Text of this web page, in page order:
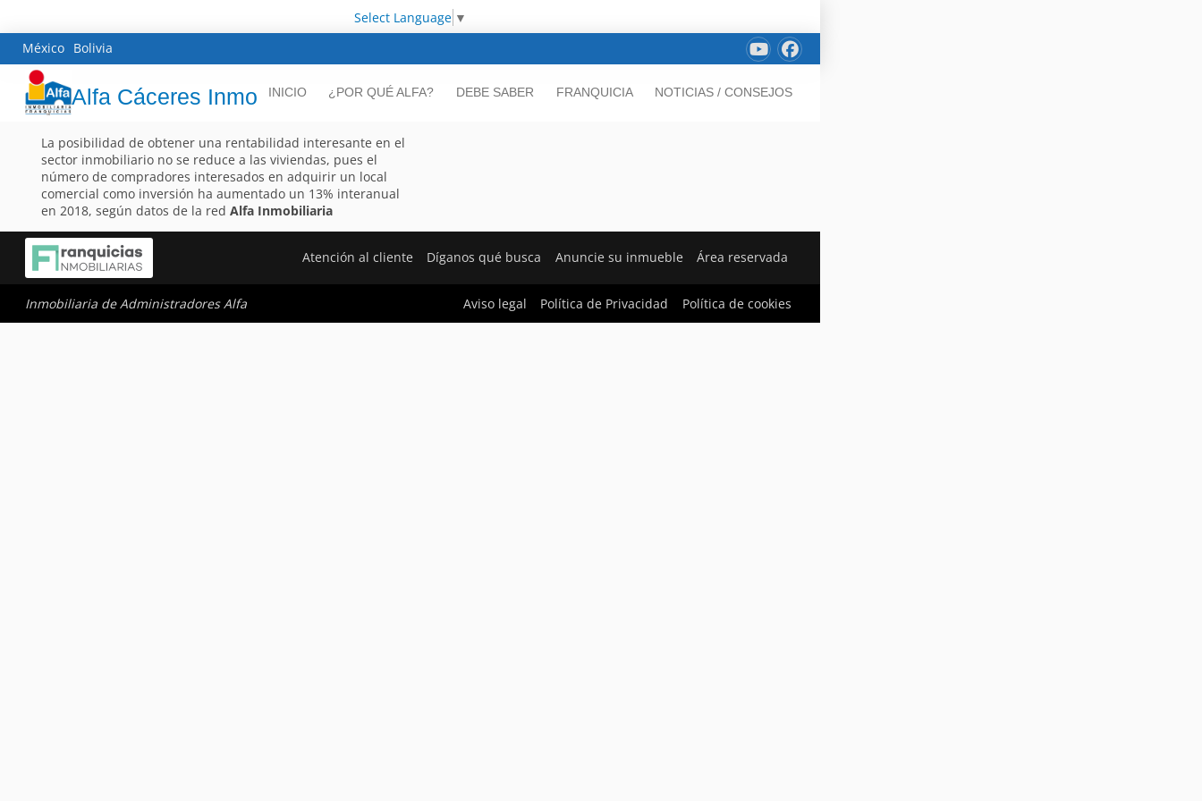
Select Language ▼
México Bolivia
Alfa Cáceres Inmo INICIO ¿POR QUÉ ALFA? DEBE SABER FRANQUICIA NOTICIAS / CONSEJOS
La posibilidad de obtener una rentabilidad interesante en el
sector inmobiliario no se reduce a las viviendas, pues el
número de compradores interesados en adquirir un local
comercial como inversión ha aumentado un 13% interanual
en 2018, según datos de la red Alfa Inmobiliaria
Atención al cliente Díganos qué busca Anuncie su inmueble Área reservada
Inmobiliaria de Administradores Alfa Aviso legal Política de Privacidad Política de cookies